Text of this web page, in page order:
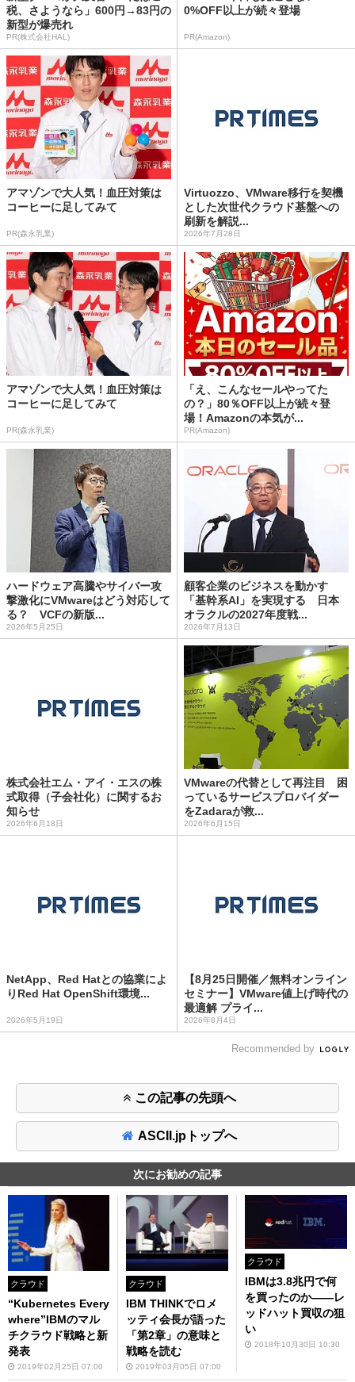
税、さようなら」600円→83円の
新型が爆売れ
PR(株式会社HAL)
0%OFF以上が続々登場
PR(Amazon)
アマゾンで大人気！血圧対策は
コーヒーに足してみて
PR(森永乳業)
Virtuozzo、VMware移行を契機
とした次世代クラウド基盤への
刷新を解説...
2026年7月28日
アマゾンで大人気！血圧対策は
コーヒーに足してみて
PR(森永乳業)
「え、こんなセールやってた
の？」80％OFF以上が続々登
場！Amazonの本気が...
PR(Amazon)
ハードウェア高騰やサイバー攻
撃激化にVMwareはどう対応して
る？ VCFの新版...
2026年5月25日
顧客企業のビジネスを動かす
「基幹系AI」を実現する 日本
オラクルの2027年度戦...
2026年7月13日
株式会社エム・アイ・エスの株
式取得（子会社化）に関するお
知らせ
2026年6月18日
VMwareの代替として再注目 困
っているサービスプロバイダー
をZadaraが救...
2026年6月15日
NetApp、Red Hatとの協業によ
りRed Hat OpenShift環境...
2026年5月19日
【8月25日開催／無料オンライン
セミナー】VMware値上げ時代の
最適解 プライ...
2026年8月4日
Recommended by
この記事の先頭へ
ASCII.jpトップへ
次にお勧めの記事
クラウド
“Kubernetes Every
where”IBMのマル
チクラウド戦略と新
発表
2019年02月25日 07:00
クラウド
IBM THINKでロメ
ッティ会長が語った
「第2章」の意味と
戦略を読む
2019年03月05日 07:00
クラウド
IBMは3.8兆円で何
を買ったのか――レ
ッドハット買収の狙
い
2018年10月30日 10:30